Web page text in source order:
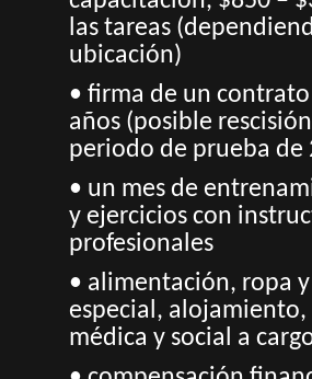
las tareas
ubicación)
• firma de un
años (posible
periodo de prueba de
• un mes de
y ejercicios con
profesionales
• alimentación, ropa
especial, alojamiento,
médica y social a